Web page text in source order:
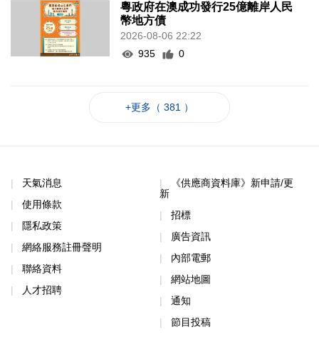
粵政府在澳成功發行25億離岸人民
幣地方債
2026-08-06 22:22
935
0
+更多（ 381 ）
天氣消息
使用條款
隱私政策
網絡服務註冊聲明
聯絡資料
人才招聘
《供應商資料庫》新申請/更
新
招標
廣告資訊
內部電郵
網站地圖
通知
節目投稿